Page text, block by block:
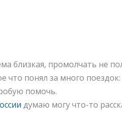
близкая, промолчать не
что понял за много
помочь.
думаю могу что-то